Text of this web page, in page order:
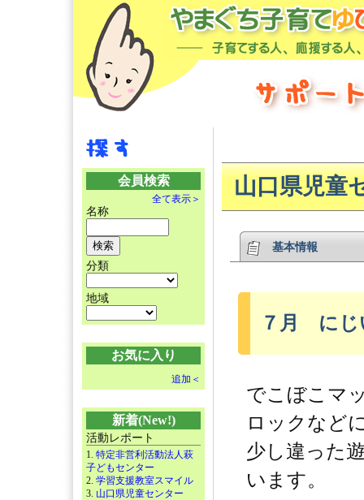
会員検索
全て表示＞
名称
分類
地域
お気に入り
追加＜
新着(New!)
活動レポート
1. 特定非営利活動法人萩
子どもセンター
2. 学習支援教室スマイル
3. 山口県児童センター
山口県児童
基本情報
７月 にじ
でこぼこマ
ロックなど
少し違った
います。